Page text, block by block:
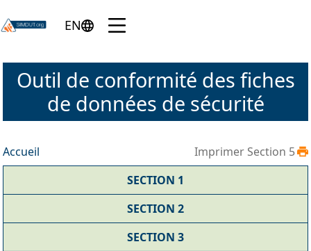
English version of the page
EN Menu
Outil de conformité des fiches
de données de sécurité
Accueil
Imprimer Section 5
SECTION 1
SECTION 2
SECTION 3